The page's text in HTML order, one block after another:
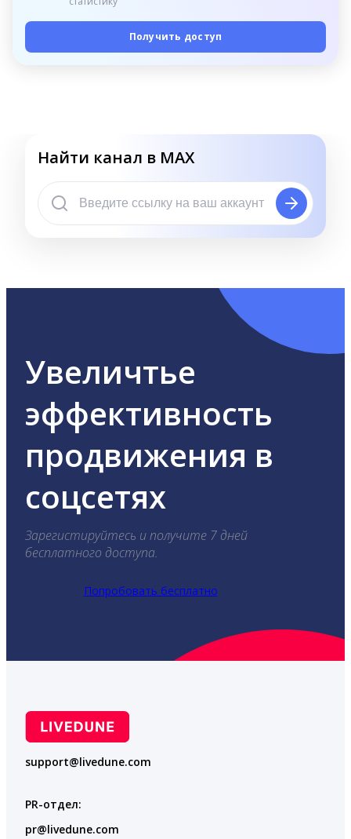
Получить доступ
Найти канал в MAX
Увеличтье
эффективность
продвижения в
соцсетях
Зарегистируйтесь и получите 7 дней
бесплатного доступа.
Попробовать бесплатно
support@livedune.com
PR-отдел:
pr@livedune.com